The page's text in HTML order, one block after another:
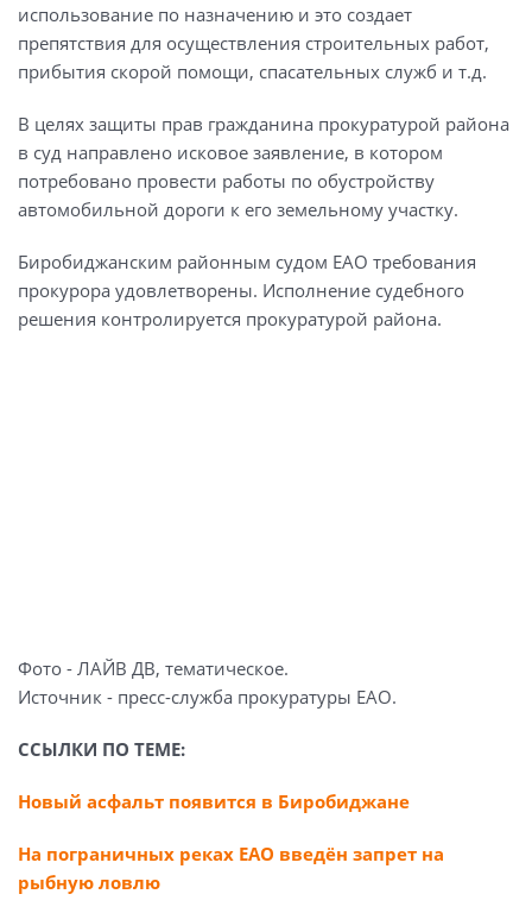
использование по назначению и это создает
препятствия для осуществления строительных работ,
прибытия скорой помощи, спасательных служб и т.д.
В целях защиты прав гражданина прокуратурой района
в суд направлено исковое заявление, в котором
потребовано провести работы по обустройству
автомобильной дороги к его земельному участку.
Биробиджанским районным судом ЕАО требования
прокурора удовлетворены. Исполнение судебного
решения контролируется прокуратурой района.
Фото - ЛАЙВ ДВ, тематическое.
Источник - пресс-служба прокуратуры ЕАО.
ССЫЛКИ ПО ТЕМЕ:
Новый асфальт появится в Биробиджане
На пограничных реках ЕАО введён запрет на
рыбную ловлю